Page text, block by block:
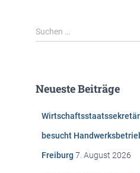
S
u
n
Suchen …
Neueste Beiträge
besucht
Freiburg 7. August 2026